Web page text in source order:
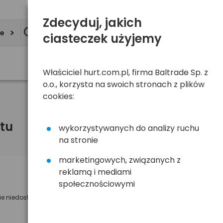
niedostępny
Powiadom mnie o dostępności
Zdecyduj, jakich
ciasteczek użyjemy
Właściciel hurt.com.pl, firma Baltrade Sp. z
o.o., korzysta na swoich stronach z plików
cookies:
wykorzystywanych do analizy ruchu
na stronie
marketingowych, związanych z
reklamą i mediami
społecznościowymi